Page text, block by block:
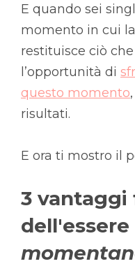
E quando sei
momento in cui
restituisce ciò
l’opportunità di
questo momento
risultati.
E ora ti mostro il
3 vantaggi
dell'essere